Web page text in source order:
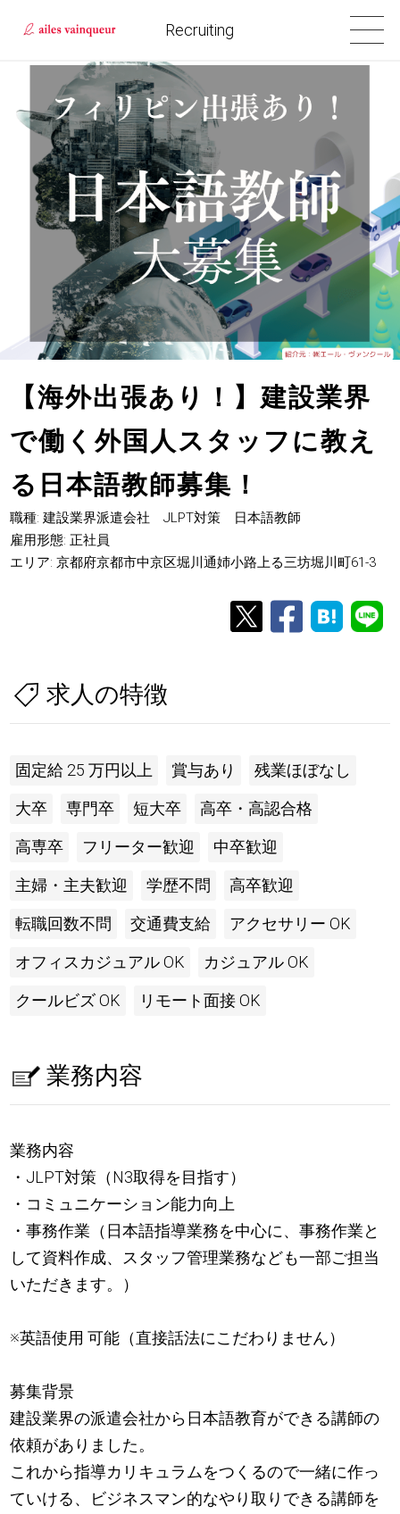
Recruiting
【海外出張あり！】建設業界
で働く外国人スタッフに教え
る日本語教師募集！
職種: 建設業界派遣会社 JLPT対策 日本語教師
雇用形態: 正社員
エリア: 京都府京都市中京区堀川通姉小路上る三坊堀川町61-3
求人の特徴
固定給 25 万円以上 賞与あり 残業ほぼなし
大卒 専門卒 短大卒 高卒・高認合格
高専卒 フリーター歓迎 中卒歓迎
主婦・主夫歓迎 学歴不問 高卒歓迎
転職回数不問 交通費支給 アクセサリー OK
オフィスカジュアル OK カジュアル OK
クールビズ OK リモート面接 OK
業務内容
業務内容
・JLPT対策（N3取得を目指す）
・コミュニケーション能力向上
・事務作業（日本語指導業務を中心に、事務作業と
して資料作成、スタッフ管理業務なども一部ご担当
いただきます。）
※英語使用 可能（直接話法にこだわりません）
募集背景
建設業界の派遣会社から日本語教育ができる講師の
依頼がありました。
これから指導カリキュラムをつくるので一緒に作っ
ていける、ビジネスマン的なやり取りできる講師を